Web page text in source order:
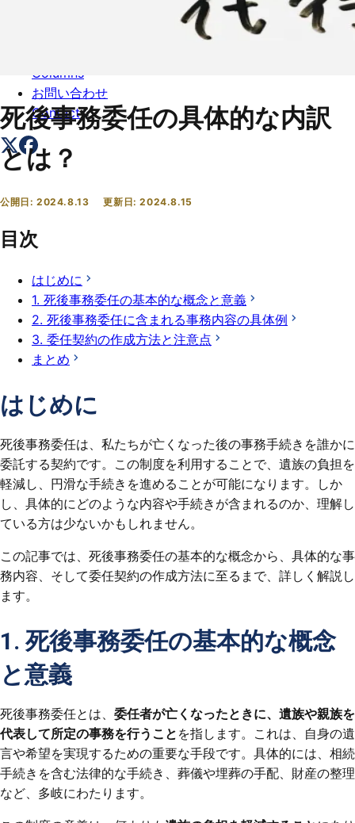
Columns
お問い合わせ
Contact
死後事務委任の具体的な内訳
とは？
公開日:2024.8.13 更新日:2024.8.15
目次
はじめに
1. 死後事務委任の基本的な概念と意義
2. 死後事務委任に含まれる事務内容の具体例
3. 委任契約の作成方法と注意点
まとめ
はじめに
死後事務委任は、私たちが亡くなった後の事務手続きを誰かに
委託する契約です。この制度を利用することで、遺族の負担を
軽減し、円滑な手続きを進めることが可能になります。しか
し、具体的にどのような内容や手続きが含まれるのか、理解し
ている方は少ないかもしれません。
この記事では、死後事務委任の基本的な概念から、具体的な事
務内容、そして委任契約の作成方法に至るまで、詳しく解説し
ます。
1. 死後事務委任の基本的な概念
と意義
死後事務委任とは、 委任者が亡くなったときに、遺族や親族を
代表して所定の事務を行うこと を指します。これは、自身の遺
言や希望を実現するための重要な手段です。具体的には、相続
手続きを含む法律的な手続き、葬儀や埋葬の手配、財産の整理
など、多岐にわたります。